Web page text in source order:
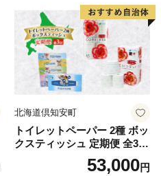
ー 消耗品 備蓄 送料無料 北海
道 倶知安町 日用品
北海道倶知安町
トイレットペーパー 2種 ボッ
クスティッシュ 定期便 全3
回 日本製 まとめ買い 防災
常備品 日用雑貨 消耗品 生活
53,000円